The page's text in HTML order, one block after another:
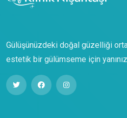
Gülüşünüzdeki doğal güzelliği
estetik bir gülümseme için